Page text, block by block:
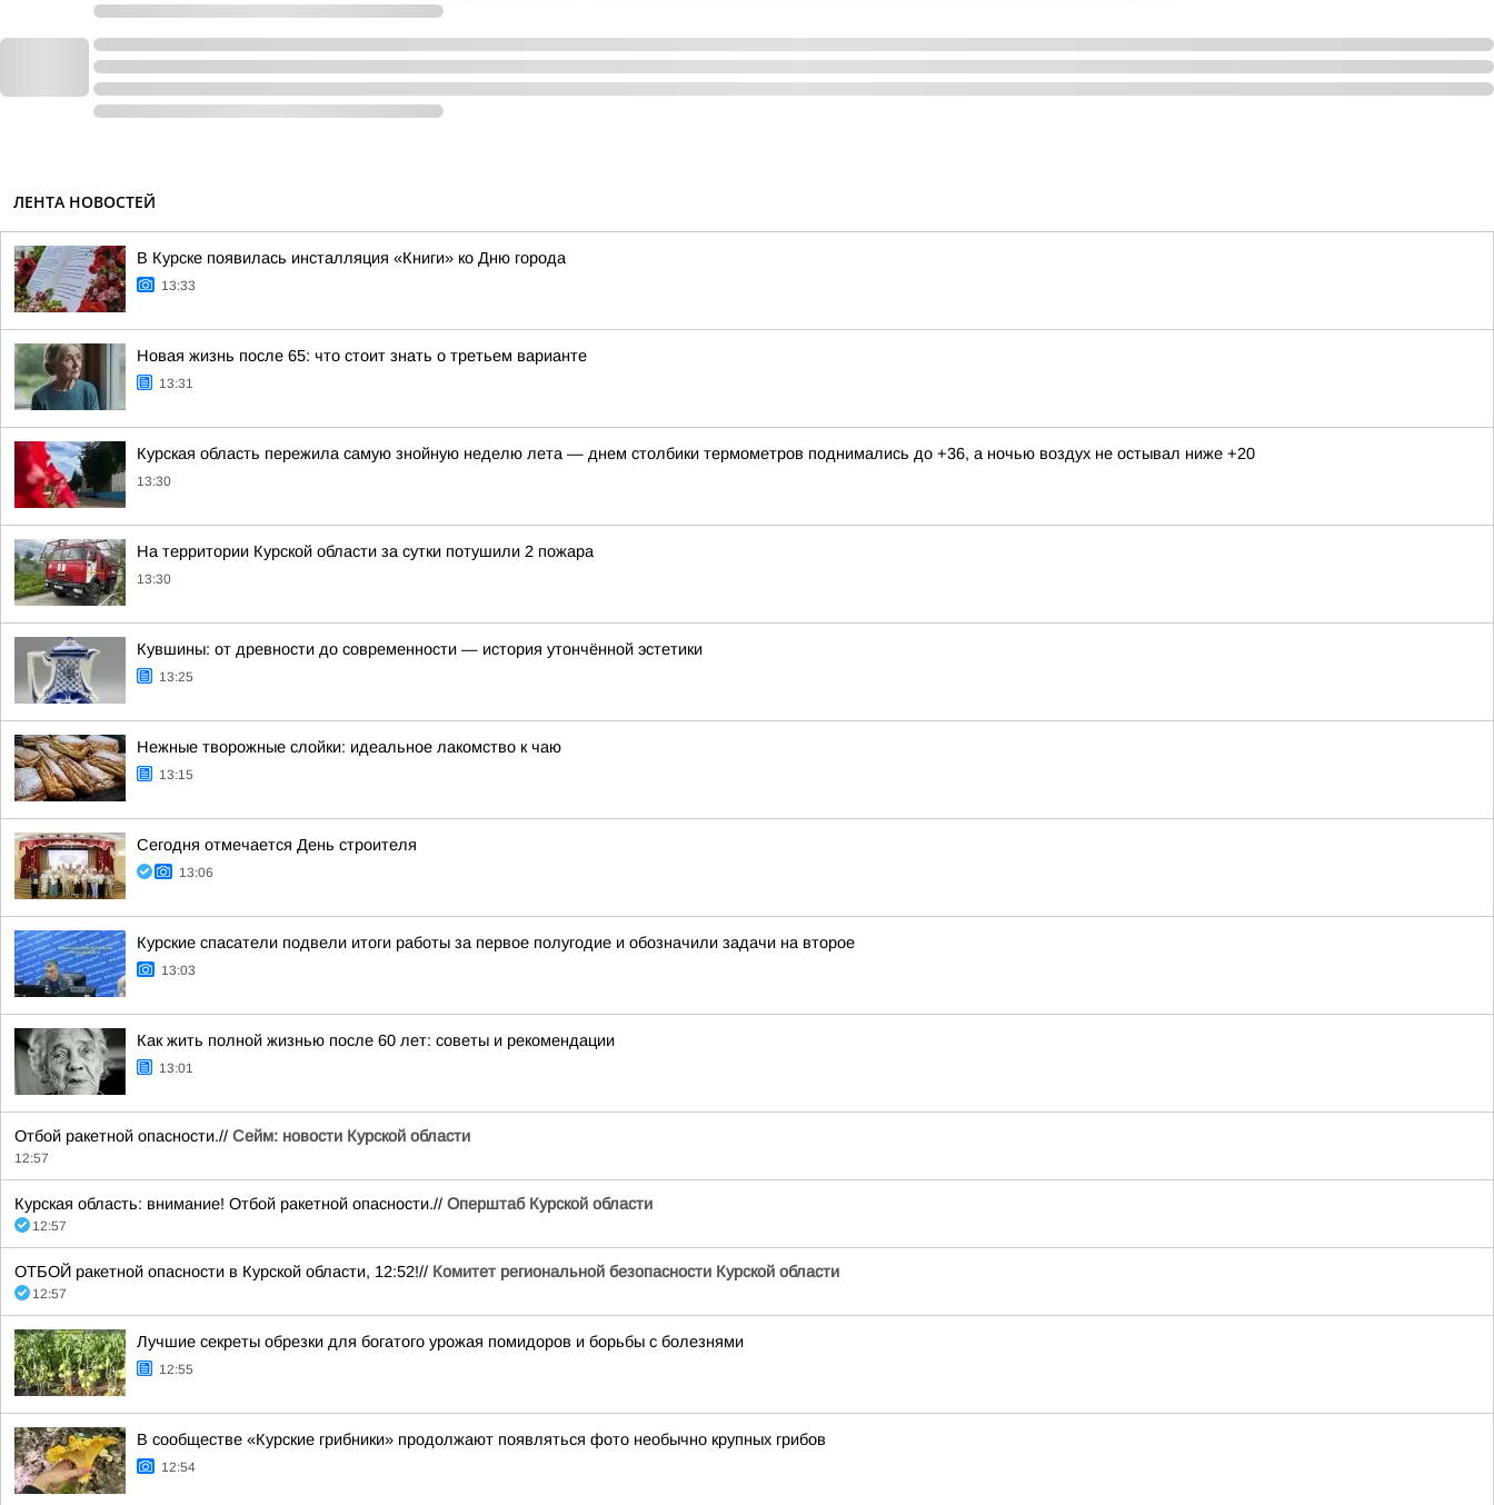
ЛЕНТА НОВОСТЕЙ
В Курске появилась инсталляция «Книги» ко Дню города
13:33
Новая жизнь после 65: что стоит знать о третьем варианте
13:31
Курская область пережила самую знойную неделю лета — днем столбики термометров поднимались до +36, а ночью воздух не остывал ниже +20
13:30
На территории Курской области за сутки потушили 2 пожара
13:30
Кувшины: от древности до современности — история утончённой эстетики
13:25
Нежные творожные слойки: идеальное лакомство к чаю
13:15
Сегодня отмечается День строителя
13:06
Курские спасатели подвели итоги работы за первое полугодие и обозначили задачи на второе
13:03
Как жить полной жизнью после 60 лет: советы и рекомендации
13:01
Отбой ракетной опасности.// Сейм: новости Курской области
12:57
Курская область: внимание! Отбой ракетной опасности.// Оперштаб Курской области
12:57
ОТБОЙ ракетной опасности в Курской области, 12:52!// Комитет региональной безопасности Курской области
12:57
Лучшие секреты обрезки для богатого урожая помидоров и борьбы с болезнями
12:55
В сообществе «Курские грибники» продолжают появляться фото необычно крупных грибов
12:54